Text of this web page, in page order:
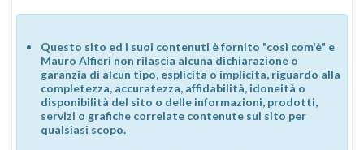
Questo sito ed i suoi contenuti è fornito "così com'è" e
Mauro Alfieri non rilascia alcuna dichiarazione o
garanzia di alcun tipo, esplicita o implicita, riguardo alla
completezza, accuratezza, affidabilità, idoneità o
disponibilità del sito o delle informazioni, prodotti,
servizi o grafiche correlate contenute sul sito per
qualsiasi scopo.